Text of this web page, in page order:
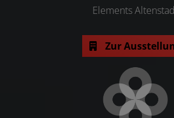
Elements
Zur